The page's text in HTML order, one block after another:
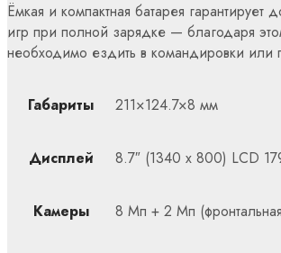
Ёмкая и компактная батарея
игр при полной зарядке — благодаря
необходимо ездить в командировки или
Габариты 211×124.7×8 мм
Дисплей 8.7″ (1340 x 800) LCD
Камеры 8 Мп + 2 Мп